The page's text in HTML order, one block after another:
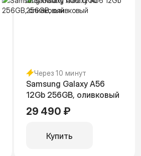
Через 10 минут
Samsung Galaxy A56
12Gb 256GB, оливковый
29 490 ₽
Купить